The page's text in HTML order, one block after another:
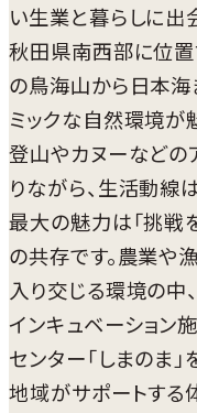
い生業と暮らしに出
秋田県南西部に位
の鳥海山から日本海
ミックな自然環境が
登山やカヌーなどの
りながら、生活動線
最大の魅力は「挑戦
の共存です。農業や
入り交じる環境の中、
インキュベーション
センター「しまのま
地域がサポートする